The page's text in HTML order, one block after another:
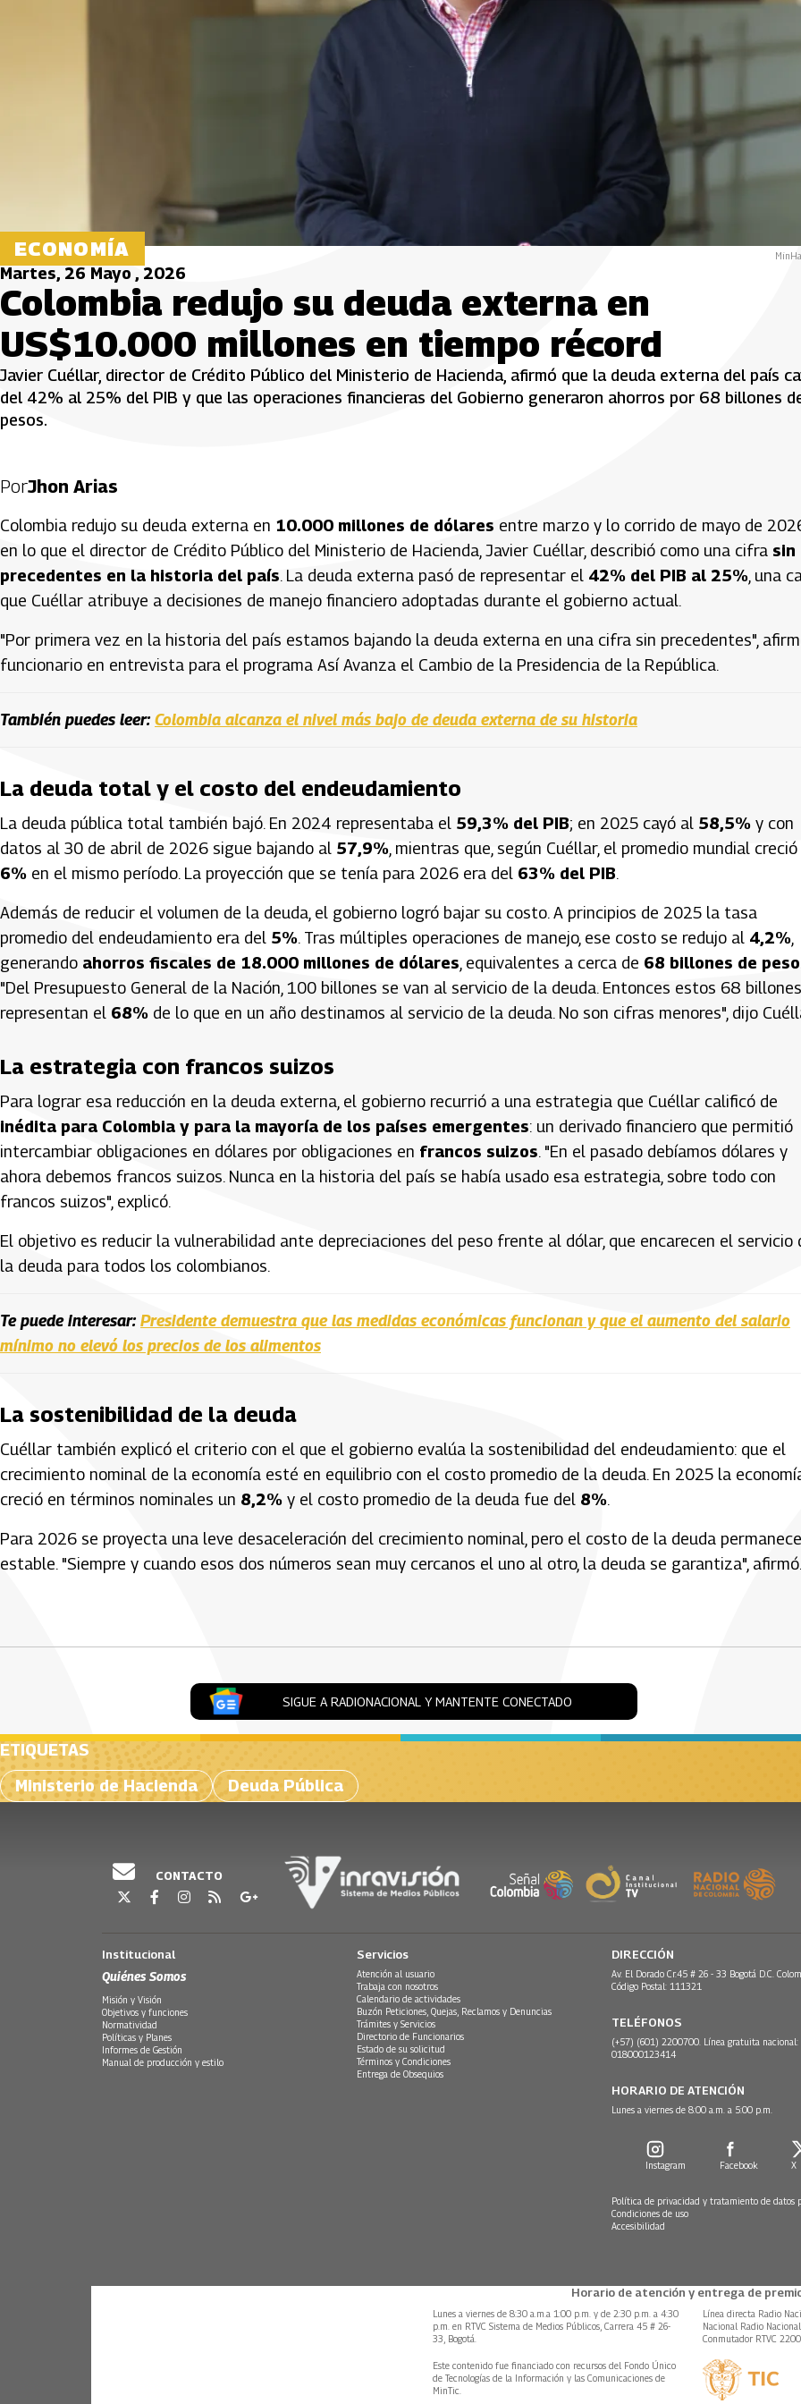
ECONOMÍA
Martes, 26 Mayo , 2026
Colombia redujo su deuda externa en
US$10.000 millones en tiempo récord
Javier Cuéllar, director de Crédito Público del Ministerio de Hacienda, afirmó que la deuda externa del país
del 42% al 25% del PIB y que las operaciones financieras del Gobierno generaron ahorros por 68 billones
pesos.
PorJhon Arias
Colombia redujo su deuda externa en 10.000 millones de dólares entre marzo y lo corrido de mayo de
en lo que el director de Crédito Público del Ministerio de Hacienda, Javier Cuéllar, describió como una cifra sin
precedentes en la historia del país. La deuda externa pasó de representar el 42% del PIB al 25% , una
que Cuéllar atribuye a decisiones de manejo financiero adoptadas durante el gobierno actual.
"Por primera vez en la historia del país estamos bajando la deuda externa en una cifra sin precedentes",
funcionario en entrevista para el programa Así Avanza el Cambio de la Presidencia de la República.
También puedes leer: Colombia alcanza el nivel más bajo de deuda externa de su historia
La deuda total y el costo del endeudamiento
La deuda pública total también bajó. En 2024 representaba el 59,3% del PIB; en 2025 cayó al 58,5% y con
datos al 30 de abril de 2026 sigue bajando al 57,9% , mientras que, según Cuéllar, el promedio mundial creció
6% en el mismo período. La proyección que se tenía para 2026 era del 63% del PIB.
Además de reducir el volumen de la deuda, el gobierno logró bajar su costo. A principios de 2025 la tasa
promedio del endeudamiento era del 5%. Tras múltiples operaciones de manejo, ese costo se redujo al 4,2%
generando ahorros fiscales de 18.000 millones de dólares , equivalentes a cerca de 68 billones de
"Del Presupuesto General de la Nación, 100 billones se van al servicio de la deuda. Entonces estos 68 billones
representan el 68% de lo que en un año destinamos al servicio de la deuda. No son cifras menores", dijo
La estrategia con francos suizos
Para lograr esa reducción en la deuda externa, el gobierno recurrió a una estrategia que Cuéllar calificó de
inédita para Colombia y para la mayoría de los países emergentes: un derivado financiero que permitió
intercambiar obligaciones en dólares por obligaciones en francos suizos. "En el pasado debíamos dólares y
ahora debemos francos suizos. Nunca en la historia del país se había usado esa estrategia, sobre todo con
francos suizos", explicó.
El objetivo es reducir la vulnerabilidad ante depreciaciones del peso frente al dólar, que encarecen el servicio
la deuda para todos los colombianos.
Te puede interesar: Presidente demuestra que las medidas económicas funcionan y que el aumento del salario
mínimo no elevó los precios de los alimentos
La sostenibilidad de la deuda
Cuéllar también explicó el criterio con el que el gobierno evalúa la sostenibilidad del endeudamiento: que el
crecimiento nominal de la economía esté en equilibrio con el costo promedio de la deuda. En 2025 la
creció en términos nominales un 8,2% y el costo promedio de la deuda fue del 8%.
Para 2026 se proyecta una leve desaceleración del crecimiento nominal, pero el costo de la deuda permanece
estable. "Siempre y cuando esos dos números sean muy cercanos el uno al otro, la deuda se garantiza", afirmó.
SIGUE A RADIONACIONAL Y MANTENTE CONECTADO
ETIQUETAS
Ministerio de Hacienda
Deuda Pública
CONTACTO
Institucional
Quiénes Somos
Misión y Visión
Objetivos y funciones
Normatividad
Políticas y Planes
Informes de Gestión
Manual de producción y estilo
Servicios
Atención al usuario
Trabaja con nosotros
Calendario de actividades
Buzón Peticiones, Quejas, Reclamos y Denuncias
Trámites y Servicios
Directorio de Funcionarios
Estado de su solicitud
Términos y Condiciones
Entrega de Obsequios
DIRECCIÓN
Av. El Dorado Cr.45 # 26 - 33 Bogotá D.C.
Código Postal: 111321
TELÉFONOS
(+57) (601) 2200700. Línea gratuita nacional:
018000123414
HORARIO DE ATENCIÓN
Lunes a viernes de 8:00 a.m. a 5:00 p.m.
Instagram Facebook X
Política de privacidad y tratamiento de datos
Condiciones de uso
Accesibilidad
Horario de atención y entrega de
Lunes a viernes de 8:30 a.m.a 1:00 p.m. y de 2:30 p.m. a 4:30
p.m. en RTVC Sistema de Medios Públicos, Carrera 45 # 26-
33, Bogotá.
Línea directa Radio
Nacional Radio
Conmutador RTVC
Este contenido fue financiado con recursos del Fondo Único
de Tecnologías de la Información y las Comunicaciones de
MinTic.